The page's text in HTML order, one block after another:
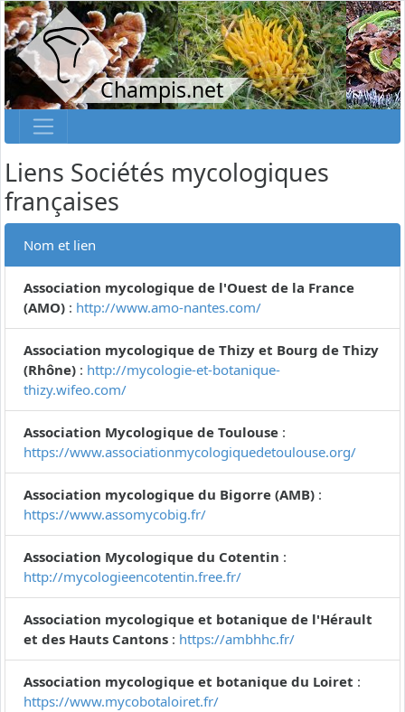
Champis.net
Liens Sociétés mycologiques
françaises
Nom et lien
Association mycologique de l'Ouest de la France
(AMO) : http://www.amo-nantes.com/
Association mycologique de Thizy et Bourg de Thizy
(Rhône) : http://mycologie-et-botanique-
thizy.wifeo.com/
Association Mycologique de Toulouse :
https://www.associationmycologiquedetoulouse.org/
Association mycologique du Bigorre (AMB) :
https://www.assomycobig.fr/
Association Mycologique du Cotentin :
http://mycologieencotentin.free.fr/
Association mycologique et botanique de l'Hérault
et des Hauts Cantons : https://ambhhc.fr/
Association mycologique et botanique du Loiret :
https://www.mycobotaloiret.fr/